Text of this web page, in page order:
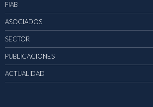
FIAB
ASOCIADOS
SECTOR
PUBLICACIONES
ACTUALIDAD